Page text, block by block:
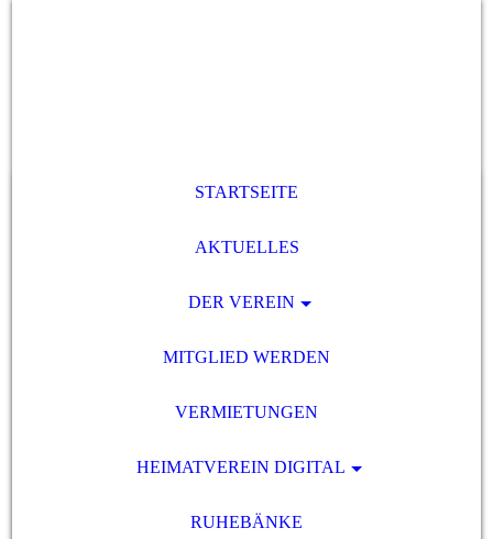
STARTSEITE
AKTUELLES
DER VEREIN
MITGLIED WERDEN
VERMIETUNGEN
HEIMATVEREIN DIGITAL
RUHEBÄNKE